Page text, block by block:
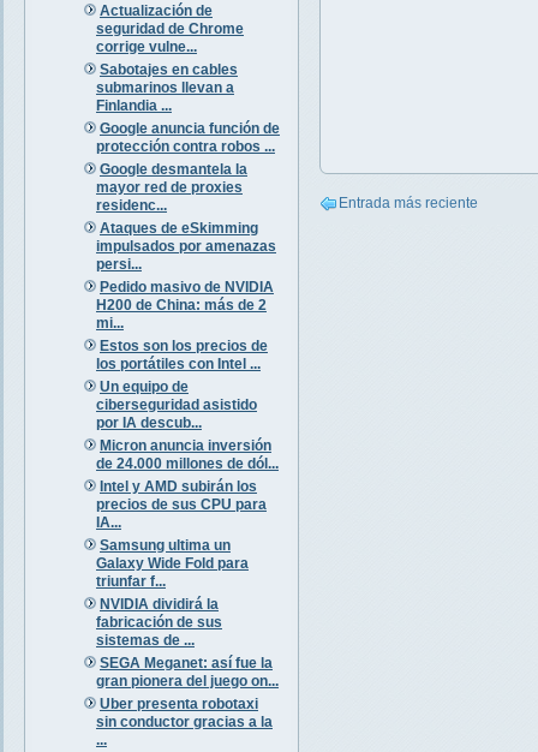
Actualización de
seguridad de Chrome
corrige vulne...
Sabotajes en cables
submarinos llevan a
Finlandia ...
Google anuncia función de
protección contra robos ...
Google desmantela la
mayor red de proxies
residenc...
Ataques de eSkimming
impulsados por amenazas
persi...
Pedido masivo de NVIDIA
H200 de China: más de 2
mi...
Estos son los precios de
los portátiles con Intel ...
Un equipo de
ciberseguridad asistido
por IA descub...
Micron anuncia inversión
de 24.000 millones de dól...
Intel y AMD subirán los
precios de sus CPU para
IA...
Samsung ultima un
Galaxy Wide Fold para
triunfar f...
NVIDIA dividirá la
fabricación de sus
sistemas de ...
SEGA Meganet: así fue la
gran pionera del juego on...
Uber presenta robotaxi
sin conductor gracias a la
...
Entrada más reciente